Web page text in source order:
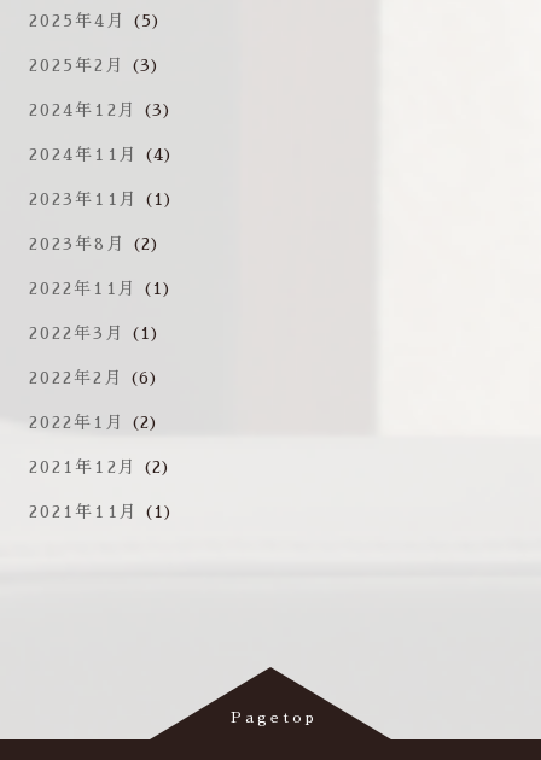
2025年4月 (5)
2025年2月 (3)
2024年12月 (3)
2024年11月 (4)
2023年11月 (1)
2023年8月 (2)
2022年11月 (1)
2022年3月 (1)
2022年2月 (6)
2022年1月 (2)
2021年12月 (2)
2021年11月 (1)